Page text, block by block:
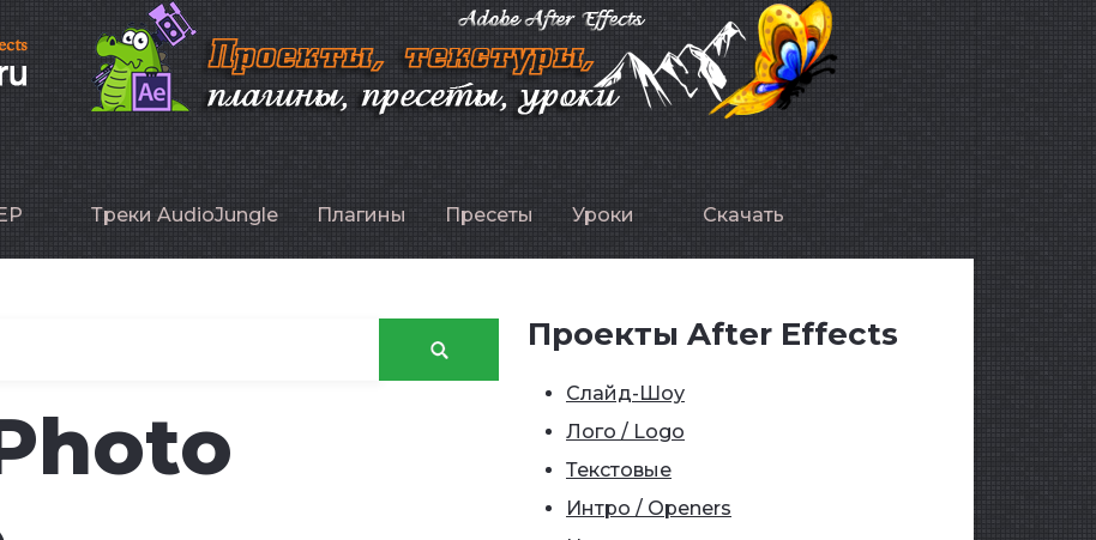
Треки AudioJungle Плагины Пресеты Уроки Скачать
Проекты After Effects
Слайд-Шоу
Лого / Logo
Текстовые
Интро / Openers